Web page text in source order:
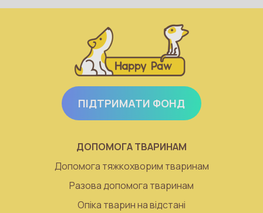
ПІДТРИМАТИ ФОНД
ДОПОМОГА ТВАРИНАМ
Допомога тяжкохворим тваринам
Разова допомога тваринам
Опіка тварин на відстані